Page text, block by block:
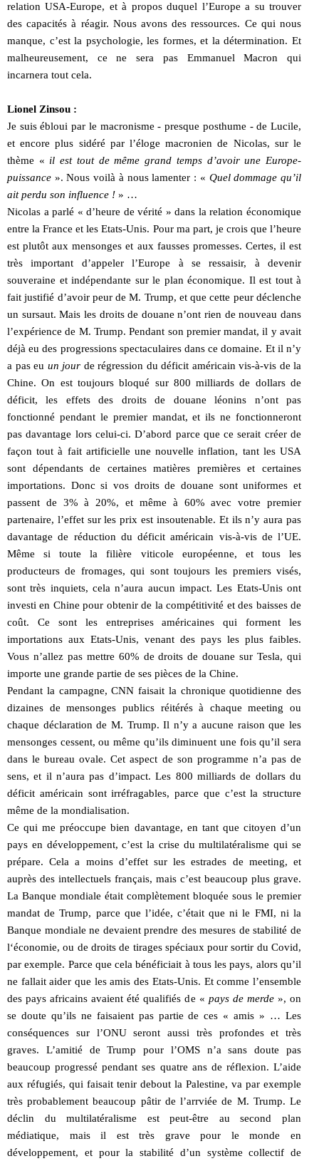
relation USA-Europe, et à propos duquel l’Europe a su trouver
des capacités à réagir. Nous avons des ressources. Ce qui nous
manque, c’est la psychologie, les formes, et la détermination. Et
malheureusement, ce ne sera pas Emmanuel Macron qui
incarnera tout cela.
Lionel Zinsou :
Je suis ébloui par le macronisme - presque posthume - de Lucile,
et encore plus sidéré par l’éloge macronien de Nicolas, sur le
thème « il est tout de même grand temps d’avoir une Europe-
puissance ». Nous voilà à nous lamenter : « Quel dommage qu’il
ait perdu son influence ! » …
Nicolas a parlé « d’heure de vérité » dans la relation économique
entre la France et les Etats-Unis. Pour ma part, je crois que l’heure
est plutôt aux mensonges et aux fausses promesses. Certes, il est
très important d’appeler l’Europe à se ressaisir, à devenir
souveraine et indépendante sur le plan économique. Il est tout à
fait justifié d’avoir peur de M. Trump, et que cette peur déclenche
un sursaut. Mais les droits de douane n’ont rien de nouveau dans
l’expérience de M. Trump. Pendant son premier mandat, il y avait
déjà eu des progressions spectaculaires dans ce domaine. Et il n’y
a pas eu un jour de régression du déficit américain vis-à-vis de la
Chine. On est toujours bloqué sur 800 milliards de dollars de
déficit, les effets des droits de douane léonins n’ont pas
fonctionné pendant le premier mandat, et ils ne fonctionneront
pas davantage lors celui-ci. D’abord parce que ce serait créer de
façon tout à fait artificielle une nouvelle inflation, tant les USA
sont dépendants de certaines matières premières et certaines
importations. Donc si vos droits de douane sont uniformes et
passent de 3% à 20%, et même à 60% avec votre premier
partenaire, l’effet sur les prix est insoutenable. Et ils n’y aura pas
davantage de réduction du déficit américain vis-à-vis de l’UE.
Même si toute la filière viticole européenne, et tous les
producteurs de fromages, qui sont toujours les premiers visés,
sont très inquiets, cela n’aura aucun impact. Les Etats-Unis ont
investi en Chine pour obtenir de la compétitivité et des baisses de
coût. Ce sont les entreprises américaines qui forment les
importations aux Etats-Unis, venant des pays les plus faibles.
Vous n’allez pas mettre 60% de droits de douane sur Tesla, qui
importe une grande partie de ses pièces de la Chine.
Pendant la campagne, CNN faisait la chronique quotidienne des
dizaines de mensonges publics réitérés à chaque meeting ou
chaque déclaration de M. Trump. Il n’y a aucune raison que les
mensonges cessent, ou même qu’ils diminuent une fois qu’il sera
dans le bureau ovale. Cet aspect de son programme n’a pas de
sens, et il n’aura pas d’impact. Les 800 milliards de dollars du
déficit américain sont irréfragables, parce que c’est la structure
même de la mondialisation.
Ce qui me préoccupe bien davantage, en tant que citoyen d’un
pays en développement, c’est la crise du multilatéralisme qui se
prépare. Cela a moins d’effet sur les estrades de meeting, et
auprès des intellectuels français, mais c’est beaucoup plus grave.
La Banque mondiale était complètement bloquée sous le premier
mandat de Trump, parce que l’idée, c’était que ni le FMI, ni la
Banque mondiale ne devaient prendre des mesures de stabilité de
l‘économie, ou de droits de tirages spéciaux pour sortir du Covid,
par exemple. Parce que cela bénéficiait à tous les pays, alors qu’il
ne fallait aider que les amis des Etats-Unis. Et comme l’ensemble
des pays africains avaient été qualifiés de « pays de merde», on
se doute qu’ils ne faisaient pas partie de ces « amis » … Les
conséquences sur l’ONU seront aussi très profondes et très
graves. L’amitié de Trump pour l’OMS n’a sans doute pas
beaucoup progressé pendant ses quatre ans de réflexion. L’aide
aux réfugiés, qui faisait tenir debout la Palestine, va par exemple
très probablement beaucoup pâtir de l’arrviée de M. Trump. Le
déclin du multilatéralisme est peut-être au second plan
médiatique, mais il est très grave pour le monde en
développement, et pour la stabilité d’un système collectif de